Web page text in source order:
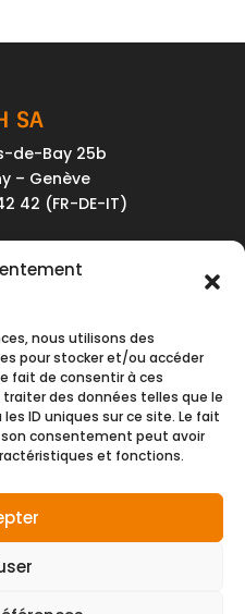
nous utilisons des
pour stocker et/ou accéder
fait de consentir à ces
des données telles que le
ID uniques sur ce site. Le fait
consentement peut avoir
et fonctions.
SA
de-Bay 25b
– Genève
42 (FR-DE-IT)
client
de vente
paiement